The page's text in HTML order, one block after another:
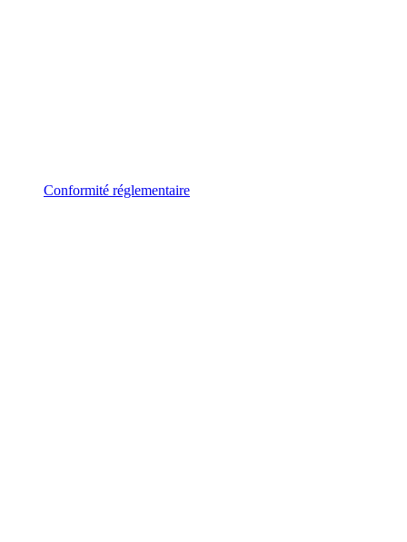
Conformité réglementaire